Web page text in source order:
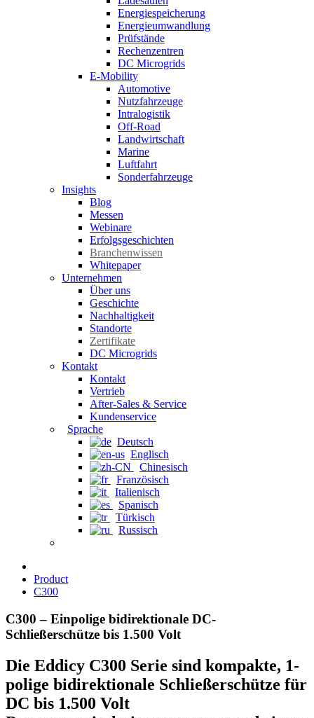
Energiespeicherung
Energieumwandlung
Prüfstände
Rechenzentren
DC Microgrids
E-Mobility
Automotive
Nutzfahrzeuge
Intralogistik
Off-Road
Landwirtschaft
Marine
Luftfahrt
Sonderfahrzeuge
Insights
Blog
Messen
Webinare
Erfolgsgeschichten
Branchenwissen
Whitepaper
Unternehmen
Über uns
Geschichte
Nachhaltigkeit
Standorte
Zertifikate
DC Microgrids
Kontakt
Kontakt
Vertrieb
After-Sales & Service
Kundenservice
Sprache
Deutsch
Englisch
Chinesisch
Französisch
Italienisch
Spanisch
Türkisch
Russisch
Product
C300
C300 – Einpolige bidirektionale DC-
Schließerschütze bis 1.500 Volt
Die Eddicy C300 Serie sind kompakte, 1-
polige bidirektionale Schließerschütze für
DC bis 1.500 Volt